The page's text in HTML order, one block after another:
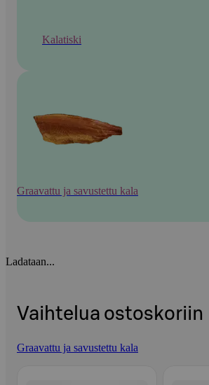
Kalatiski
Graavattu ja savustettu kala
Ladataan...
Vaihtelua ostoskoriin
Graavattu ja savustettu kala